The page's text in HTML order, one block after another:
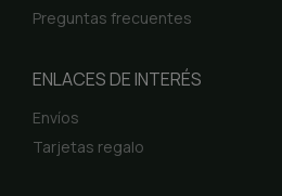
Preguntas frecuentes
ENLACES DE INTERÉS
Envíos
Tarjetas regalo